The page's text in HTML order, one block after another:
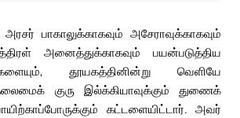
பாகாலுக்காகவும் அசேராவுக்காகவும்
அனைத்துக்காகவும் பயன்படுத்திய
தூயகத்தினின்று வெளியே
தலைமைக் குரு இல்க்கியாவுக்கும் துணைக்
கட்டளையிட்டார். அவர்